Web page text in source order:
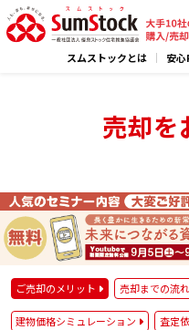
スムストックとは 安
売却を
ご売却のメリット 売却までの流れ
建物価格シミュレーション 査定